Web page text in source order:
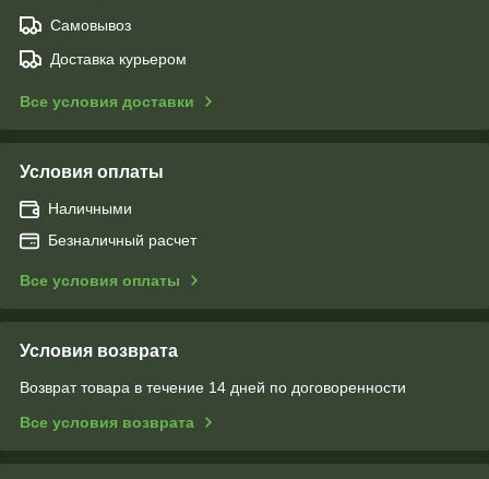
Самовывоз
Доставка курьером
Все условия доставки
Условия оплаты
Наличными
Безналичный расчет
Все условия оплаты
Условия возврата
Возврат товара в течение 14 дней по договоренности
Все условия возврата